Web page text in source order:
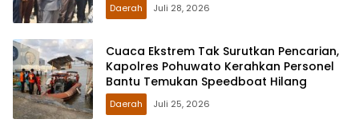
Daerah Juli 28, 2026
Cuaca Ekstrem Tak Surutkan Pencarian,
Kapolres Pohuwato Kerahkan Personel
Bantu Temukan Speedboat Hilang
Daerah Juli 25, 2026